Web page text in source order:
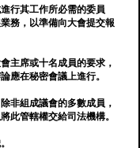
行其工作所必需的委員
務，以準備向大會提交報
主席或十名成員的要求，
應在秘密會議上進行。
非組成議會的多數成員，
此管轄權交給司法機構。